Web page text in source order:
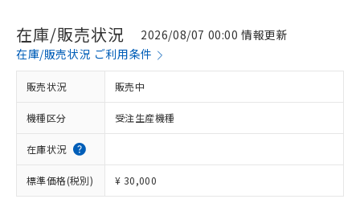
在庫/販売状況
2026/08/07 00:00 情報更新
在庫/販売状況 ご利用条件
販売状況 販売中
機種区分 受注生産機種
在庫状況
標準価格(税別) ¥ 30,000